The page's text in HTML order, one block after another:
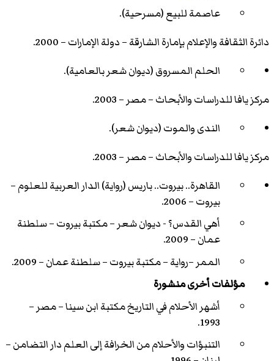
عاصمة للبيع (مسرحية).
دائرة الثقافة والإعلام بإمارة الشارقة – دولة الإمارات – 2000.
الحلم المسروق (ديوان شعر بالعامية).
مركز يافا للدراسات والأبحاث – مصر – 2003.
الندى والموت (ديوان شعر).
مركز يافا للدراسات والأبحاث – مصر – 2003.
القاهرة.. بيروت.. باريس (رواية) الدار العربية للعلوم –
بيروت – 2006.
أهي القدس؟ - ديوان شعر – مكتبة بيروت – سلطنة
عمان – 2009.
الممر –رواية – مكتبة بيروت – سلطنة عمان – 2009.
مؤلفات أخرى منشورة
أشهر الأحلام في التاريخ مكتبة ابن سينا – مصر –
1993.
التنبؤات والأحلام من الخرافة إلى العلم دار التضامن –